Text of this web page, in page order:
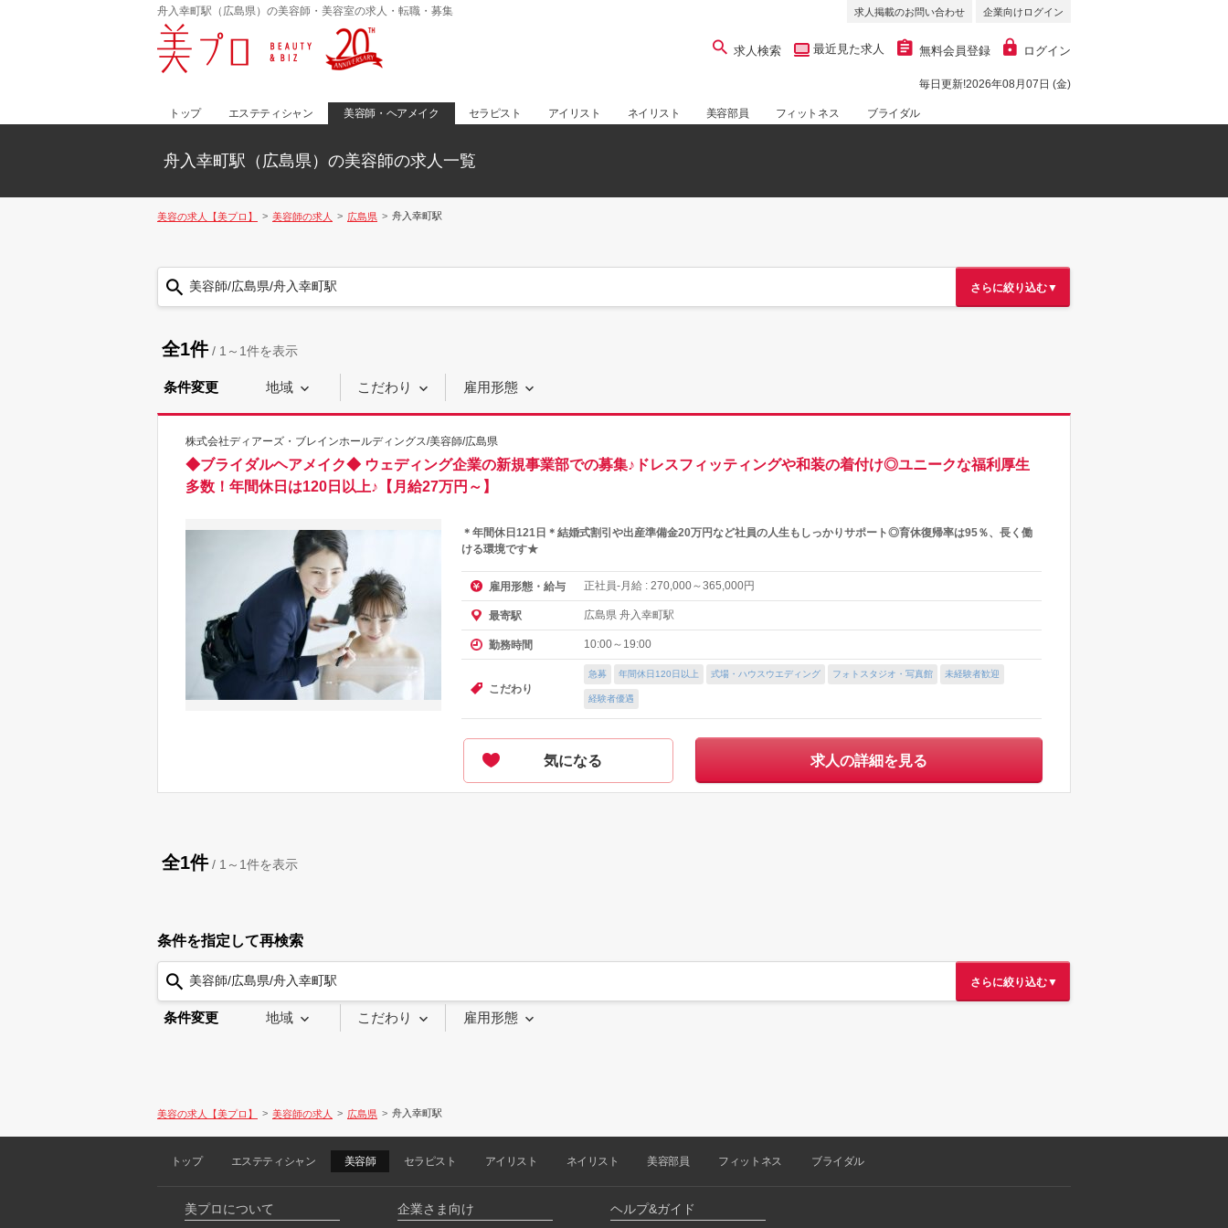
舟入幸町駅（広島県）の美容師・美容室の求人・転職・募集 求人掲載のお問い合わせ 企業向けログイン
求人検索 最近見た求人 無料会員登録 ログイン
毎日更新!2026年08月07日 (金)
トップ エステティシャン 美容師・ヘアメイク セラピスト アイリスト ネイリスト 美容部員 フィットネス ブライダル
舟入幸町駅（広島県）の美容師の求人一覧
美容の求人【美プロ】 美容師の求人 広島県 舟入幸町駅
美容師/広島県/舟入幸町駅 さらに絞り込む▼
全1件/ 1～1件を表示
条件変更 地域 こだわり 雇用形態
株式会社ディアーズ・ブレインホールディングス/美容師/広島県
◆ブライダルヘアメイク◆ ウェディング企業の新規事業部での募集♪ドレスフィッティングや和装の着付け◎ユニークな福利厚生
多数！年間休日は120日以上♪【月給27万円～】
＊年間休日121日＊結婚式割引や出産準備金20万円など社員の人生もしっかりサポート◎育休復帰率は95％、長く働
ける環境です★
雇用形態・給与 正社員-月給 : 270,000～365,000円
最寄駅 広島県 舟入幸町駅
勤務時間 10:00～19:00
こだわり
急募 年間休日120日以上 式場・ハウスウエディング フォトスタジオ・写真館 未経験者歓迎
経験者優遇
気になる 求人の詳細を見る
全1件/ 1～1件を表示
条件を指定して再検索
美容師/広島県/舟入幸町駅 さらに絞り込む▼
条件変更 地域 こだわり 雇用形態
美容の求人【美プロ】 美容師の求人 広島県 舟入幸町駅
トップ エステティシャン 美容師 セラピスト アイリスト ネイリスト 美容部員 フィットネス ブライダル
美プロについて 企業さま向け ヘルプ&ガイド